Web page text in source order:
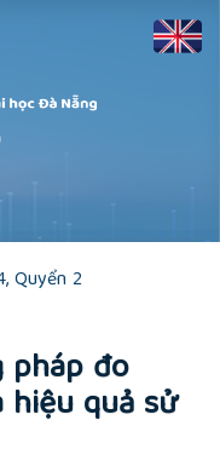
Quyển 2
pháp đo
quả sử